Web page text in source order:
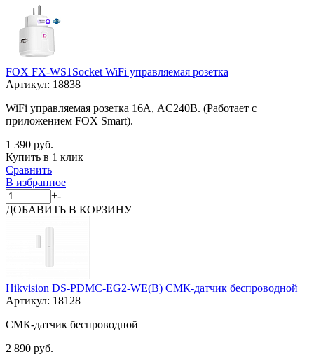
FOX FX-WS1Socket WiFi управляемая розетка
Артикул: 18838
WiFi управляемая розетка 16А, AC240В. (Работает c
приложением FOX Smart).
1 390 руб.
Купить в 1 клик
Сравнить
В избранное
+-
ДОБАВИТЬ В КОРЗИНУ
Hikvision DS-PDMC-EG2-WE(B) СМК-датчик беспроводной
Артикул: 18128
СМК-датчик беспроводной
2 890 руб.